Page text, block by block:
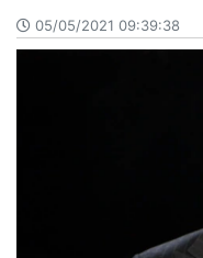
05/05/2021 09:39:38